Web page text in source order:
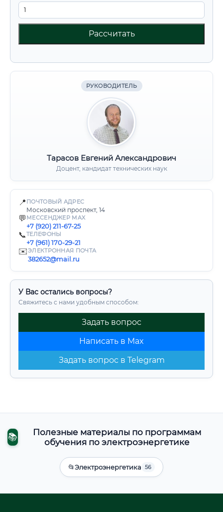
Рассчитать
РУКОВОДИТЕЛЬ
Тарасов Евгений Александрович
Доцент, кандидат технических наук
📍 ПОЧТОВЫЙ АДРЕС
Московский проспект, 14
💬 МЕССЕНДЖЕР MAX
+7 (920) 211-67-25
📞ТЕЛЕФОНЫ
+7 (961) 170-29-21
✉️ЭЛЕКТРОННАЯ ПОЧТА
382652@mail.ru
У Вас остались вопросы?
Свяжитесь с нами удобным способом:
Задать вопрос
Написать в Max
Задать вопрос в Telegram
📚
Полезные материалы по программам
обучения по электроэнергетике
📂Электроэнергетика 56